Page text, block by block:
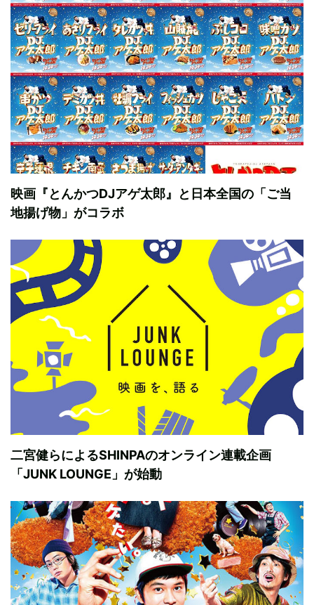
映画『とんかつDJアゲ太郎』と日本全国の「ご当
地揚げ物」がコラボ
二宮健らによるSHINPAのオンライン連載企画
「JUNK LOUNGE」が始動